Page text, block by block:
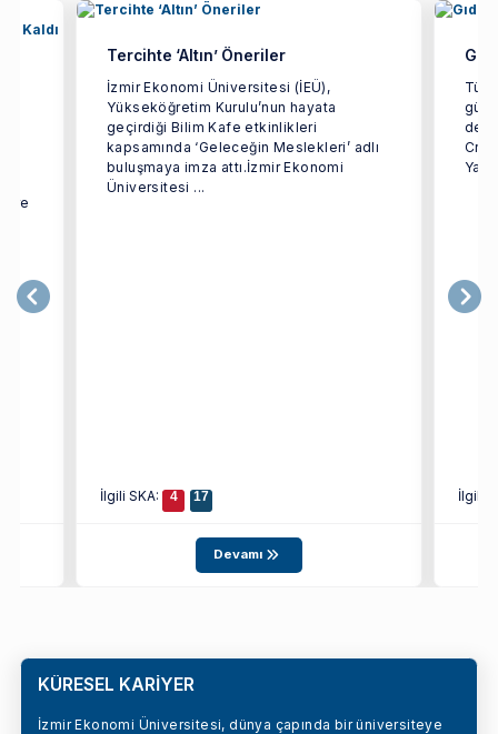
Tercihte ‘Altın’ Öneriler
İzmir Ekonomi Üniversitesi (İEÜ),
Yükseköğretim Kurulu’nun hayata
geçirdiği Bilim Kafe etkinlikleri
kapsamında ‘Geleceğin Meslekleri’ adlı
buluşmaya imza attı.İzmir Ekonomi
Üniversitesi ...
İlgili SKA: 4 17
Devamı
İlgili
KÜRESEL KARİYER
İzmir Ekonomi Üniversitesi, dünya çapında bir üniversiteye